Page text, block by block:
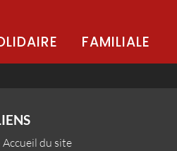
FAMILIALE
Accueil du site